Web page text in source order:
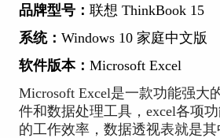
品牌型号： 联想 ThinkBook 15
系统： Windows 10 家庭中文版
软件版本： Microsoft Excel
Microsoft Excel是一款功能强大
件和数据处理工具，excel各项
的工作效率，数据透视表就是